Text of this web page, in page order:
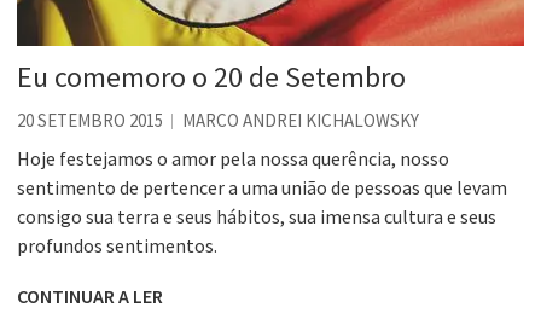
Eu comemoro o 20 de Setembro
20 SETEMBRO 2015 MARCO ANDREI KICHALOWSKY
Hoje festejamos o amor pela nossa querência, nosso
sentimento de pertencer a uma união de pessoas que levam
consigo sua terra e seus hábitos, sua imensa cultura e seus
profundos sentimentos.
CONTINUAR A LER